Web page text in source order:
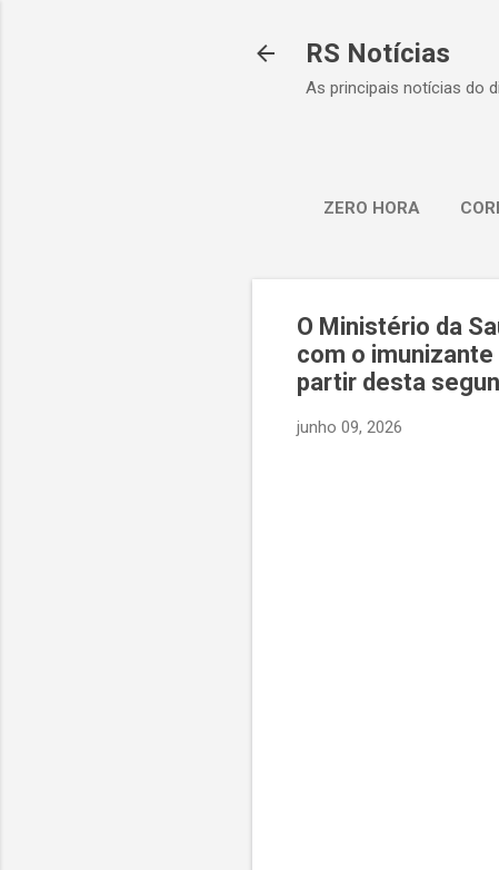
RS Notícias
As principais notícias do
ZERO HORA
O Ministério da
com o
partir desta
junho 09, 2026